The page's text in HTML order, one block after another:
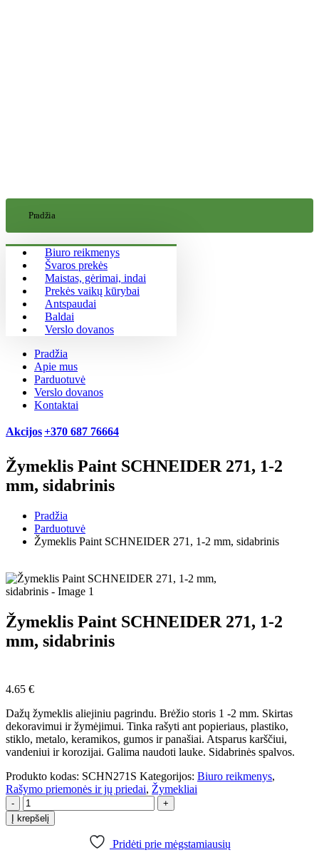
Pradžia
Biuro reikmenys
Švaros prekės
Maistas, gėrimai, indai
Prekės vaikų kūrybai
Antspaudai
Baldai
Verslo dovanos
Pradžia
Apie mus
Parduotuvė
Verslo dovanos
Kontaktai
Akcijos+370 687 76664
Žymeklis Paint SCHNEIDER 271, 1-2
mm, sidabrinis
Pradžia
Parduotuvė
Žymeklis Paint SCHNEIDER 271, 1-2 mm, sidabrinis
Žymeklis Paint SCHNEIDER 271, 1-2
mm, sidabrinis
4.65 €
Dažų žymeklis aliejiniu pagrindu. Brėžio storis 1 -2 mm. Skirtas
dekoravimui ir žymėjimui. Tinka rašyti ant popieriaus, plastiko,
stiklo, metalo, keramikos, gumos ir panašiai. Atsparus karščiui,
vandeniui ir korozijai. Galima naudoti lauke. Sidabrinės spalvos.
Produkto kodas: SCHN271S Kategorijos: Biuro reikmenys,
Rašymo priemonės ir jų priedai, Žymekliai
-
+
Į krepšelį
Pridėti prie mėgstamiausių